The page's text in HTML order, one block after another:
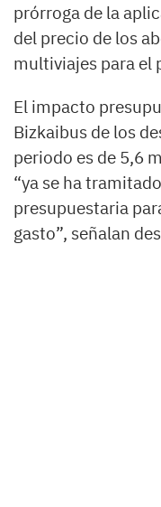
prórroga de la
del precio de los
multiviajes para el
El impacto
Bizkaibus de los
periodo es de 5,6
“ya se ha
presupuestaria
gasto”, señalan